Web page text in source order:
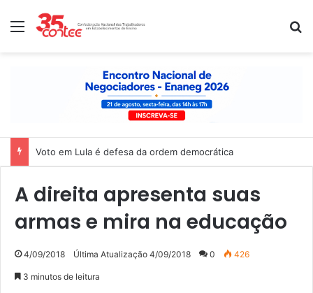
Menu
Nota de solidariedade ao povo venezuelano
A direita apresenta suas
armas e mira na educação
4/09/2018 Última Atualização 4/09/2018 0 426
3 minutos de leitura